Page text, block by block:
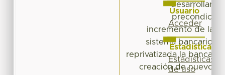
desarrollara
incremento de la
sistema bancario.
reprivatizada la banca
creación de nuevos
Usuario
Acceder
Estadísticas
Estadísticas
de uso